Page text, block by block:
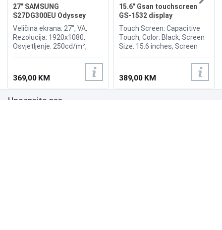
27" SAMSUNG
S27DG300EU Odyssey
Gaming G3 180Hz Display
Veličina ekrana: 27", VA,
Rezolucija: 1920x1080,
Osvjetljenje: 250cd/m²,
FreeSync, Kontrast: 3.000:1,
Priključci: HDMI 1.4,
DisplayPort 1.4
369,00 KM
15.6" Gsan touchscreen
GS-1532 display
Touch Screen: Capacitive
Touch, Color: Black, Screen
Size: 15.6 inches, Screen
H150°/V130°, Brightness:
Resolution): 1366*768, Input
Power: 12V, 3.0A, Input
389,00 KM
Upoznajte nas